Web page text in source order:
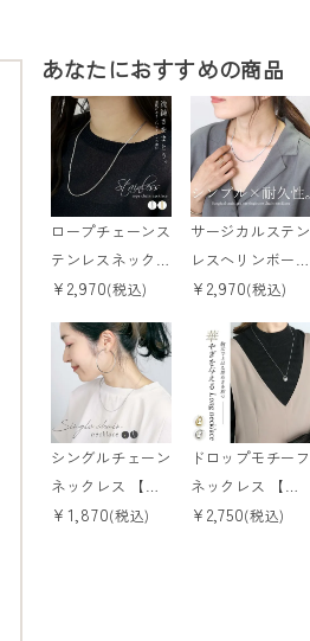
あなたにおすすめの商品
ロープチェーンス
テンレスネックレ
ス 【メール便可/
¥ 2,970(税込)
サージカルステン
レスヘリンボーン
チェーンネックレ
ma】
¥ 2,970(税込)
シングルチェーン
ネックレス 【メ
ール便可/ma】
¥ 1,870(税込)
ドロップモチーフ
ネックレス 【メ
ール便可/ma】
¥ 2,750(税込)